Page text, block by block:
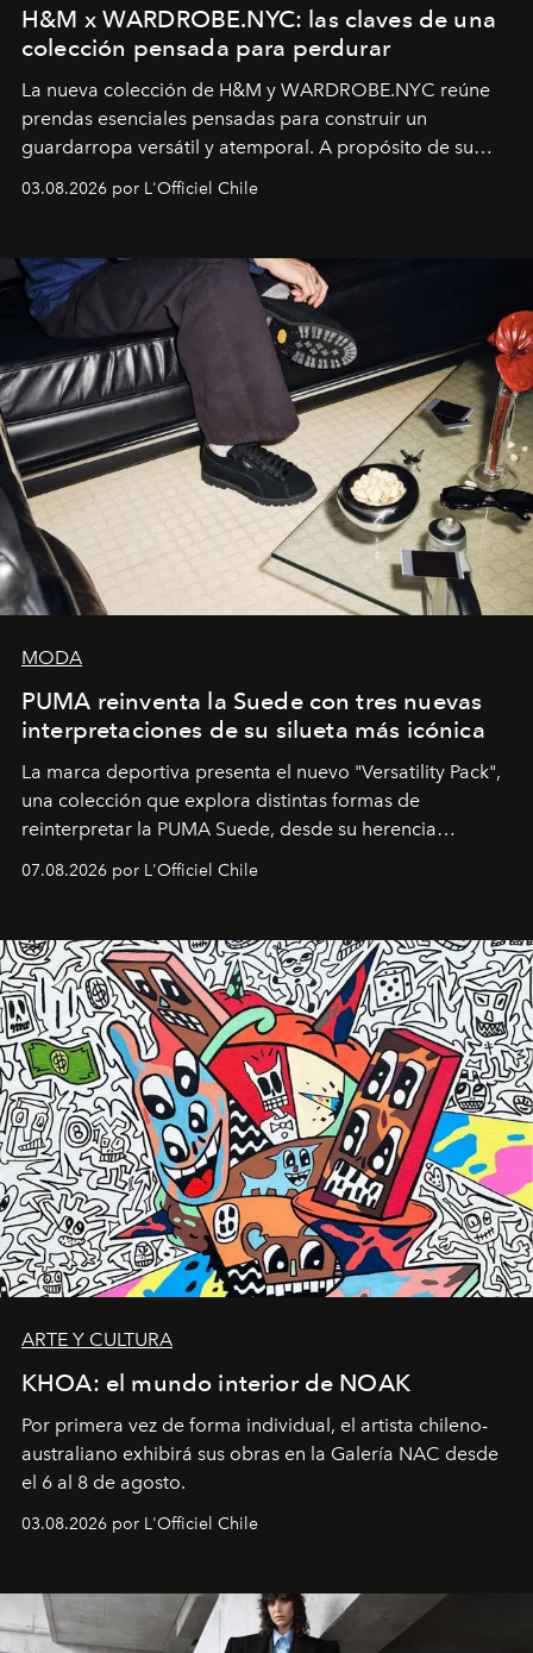
H&M x WARDROBE.NYC: las claves de una
colección pensada para perdurar
La nueva colección de H&M y WARDROBE.NYC reúne
prendas esenciales pensadas para construir un
guardarropa versátil y atemporal. A propósito de su
la asesora creativa y jefa de diseño global de la marca
y la filosofía detrás de la propuesta.
03.08.2026 por L'Officiel Chile
MODA
PUMA reinventa la Suede con tres nuevas
interpretaciones de su silueta más icónica
La marca deportiva presenta el nuevo "Versatility Pack",
una colección que explora distintas formas de
reinterpretar la PUMA Suede, desde su herencia
diseño y el universo outdoor.
07.08.2026 por L'Officiel Chile
ARTE Y CULTURA
KHOA: el mundo interior de NOAK
Por primera vez de forma individual, el artista chileno-
australiano exhibirá sus obras en la Galería NAC desde
el 6 al 8 de agosto.
03.08.2026 por L'Officiel Chile